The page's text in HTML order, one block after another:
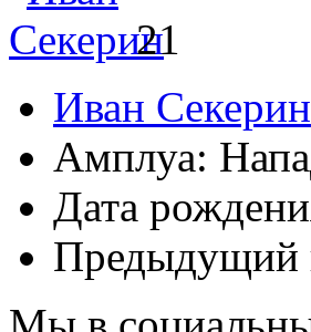
21
Иван Секерин
Амплуа:
Дата
Предыдущий